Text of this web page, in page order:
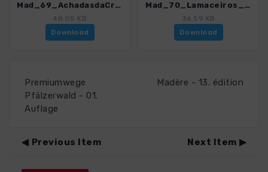
Mad_69_AchadasdaCruz-PortoMoniz_4811_12.gpx
48.05 KB
Download
Mad_70_Lamaceiros_4811_12.gpx
36.59 KB
Download
Premiumwege
Pfälzerwald - 01.
Auflage
Madère - 13. édition
Previous Item Next Item